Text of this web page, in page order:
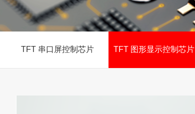
TFT 串口屏控制芯片 TFT 图形显示控制芯片